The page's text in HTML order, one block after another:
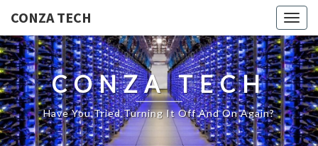
CONZA TECH
CONZA TECH
Have You Tried Turning It Off And On Again?